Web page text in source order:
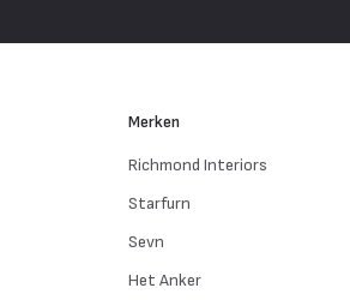
Merken
Richmond Interiors
Starfurn
Sevn
Het Anker